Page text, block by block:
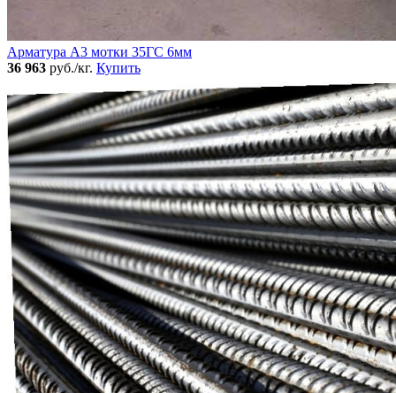
Арматура А3 мотки 35ГС 6мм
36 963 руб./кг. Купить